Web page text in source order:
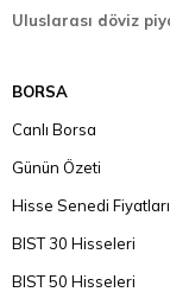
Uluslarası döviz
BORSA
Canlı Borsa
Günün Özeti
Hisse Senedi Fiyatları
BIST 30 Hisseleri
BIST 50 Hisseleri